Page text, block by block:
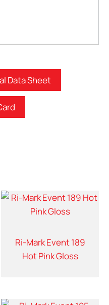
Data Sheet
Ri-Mark Event 189
Hot Pink Gloss